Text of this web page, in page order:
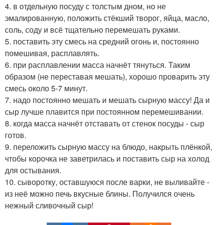
4. в отдельную посуду с толстым дном, но не
эмалированную, положить стёкший творог, яйца, масло,
соль, соду и всё тщательно перемешать руками.
5. поставить эту смесь на средний огонь и, постоянно
помешивая, расплавлять.
6. при расплавлении масса начнёт тянуться. Таким
образом (не переставая мешать), хорошо проварить эту
смесь около 5-7 минут.
7. надо постоянно мешать и мешать сырную массу! Да и
сыр лучше плавится при постоянном перемешивании.
8. когда масса начнёт отставать от стенок посуды - сыр
готов.
9. переложить сырную массу на блюдо, накрыть плёнкой,
чтобы корочка не заветрилась и поставить сыр на холод
для остывания.
10. сыворотку, оставшуюся после варки, не выливайте -
из неё можно печь вкусные блины. Получился очень
нежный сливочный сыр!